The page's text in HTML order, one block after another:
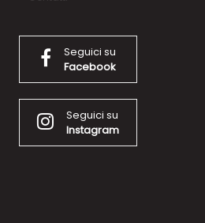
Seguici su
Facebook
Seguici su
Instagram